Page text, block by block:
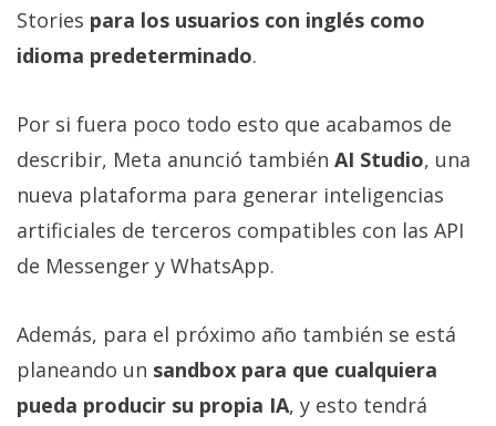
Stories para los usuarios con inglés como
idioma predeterminado.
Por si fuera poco todo esto que acabamos de
describir, Meta anunció también AI Studio, una
nueva plataforma para generar inteligencias
artificiales de terceros compatibles con las API
de Messenger y WhatsApp.
Además, para el próximo año también se está
planeando un sandbox para que cualquiera
pueda producir su propia IA, y esto tendrá